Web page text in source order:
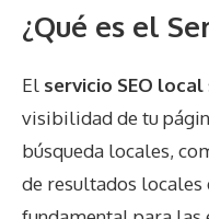
¿Qué es el
El servicio SEO local
visibilidad de tu
búsqueda locales,
de resultados locales